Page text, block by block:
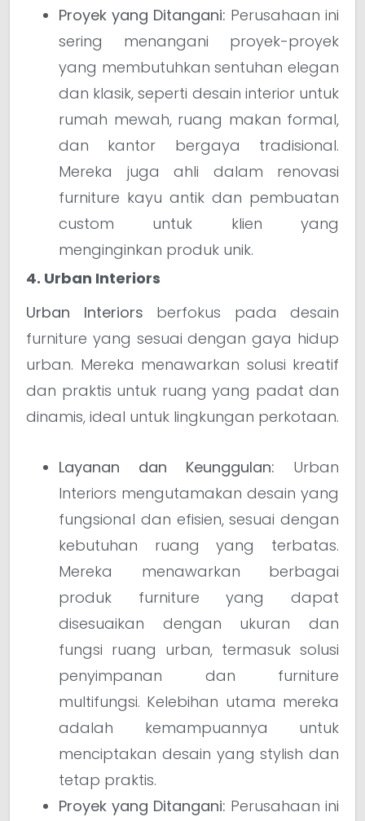
Proyek yang Ditangani: Perusahaan ini
sering menangani proyek-proyek
yang membutuhkan sentuhan elegan
dan klasik, seperti desain interior untuk
rumah mewah, ruang makan formal,
dan kantor bergaya tradisional.
Mereka juga ahli dalam renovasi
furniture kayu antik dan pembuatan
custom untuk klien yang
menginginkan produk unik.
4. Urban Interiors
Urban Interiors berfokus pada desain
furniture yang sesuai dengan gaya hidup
urban. Mereka menawarkan solusi kreatif
dan praktis untuk ruang yang padat dan
dinamis, ideal untuk lingkungan perkotaan.
Layanan dan Keunggulan: Urban
Interiors mengutamakan desain yang
fungsional dan efisien, sesuai dengan
kebutuhan ruang yang terbatas.
Mereka menawarkan berbagai
produk furniture yang dapat
disesuaikan dengan ukuran dan
fungsi ruang urban, termasuk solusi
penyimpanan dan furniture
multifungsi. Kelebihan utama mereka
adalah kemampuannya untuk
menciptakan desain yang stylish dan
tetap praktis.
Proyek yang Ditangani: Perusahaan ini